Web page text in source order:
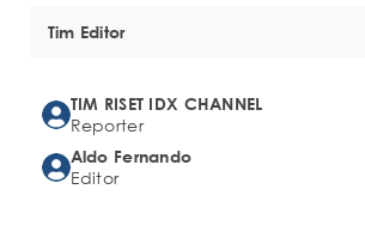
Tim Editor
TIM RISET IDX CHANNEL
Reporter
Aldo Fernando
Editor